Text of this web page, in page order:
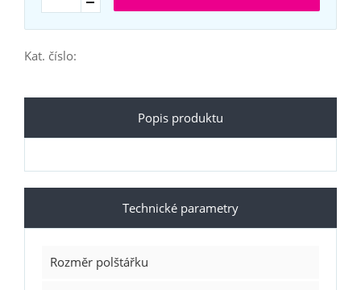
Kat. číslo:
Popis produktu
Technické parametry
Rozměr polštářku